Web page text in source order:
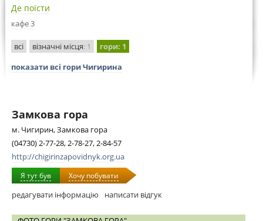
Де поїсти
кафе 3
всі візначні місця: 1 гори: 1
показати всі гори Чигирина
Замкова гора
м. Чигирин, Замкова гора
(04730) 2-77-28, 2-78-27, 2-84-57
http://chigirinzapovidnyk.org.ua
Я тут був Хочу побувати
редагувати інформацію написати відгук